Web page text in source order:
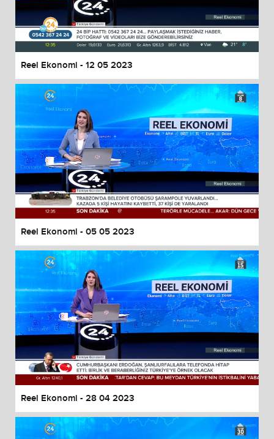
Reel Ekonomi - 12 05 2023
Reel Ekonomi - 05 05 2023
Reel Ekonomi - 28 04 2023